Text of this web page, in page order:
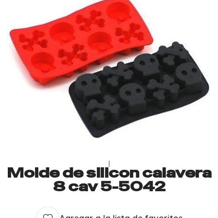
|
Molde de silicon calavera
8 cav 5-5042